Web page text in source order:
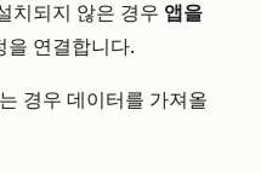
치되지 않은 경우 앱을
을 연결합니다.
경우 데이터를 가져올